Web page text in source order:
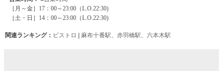
関連ランキング： ビストロ | 麻布十番駅、 赤羽橋駅、 六本木駅